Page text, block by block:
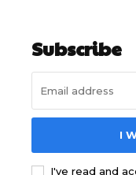
Subscribe
I
I've read and